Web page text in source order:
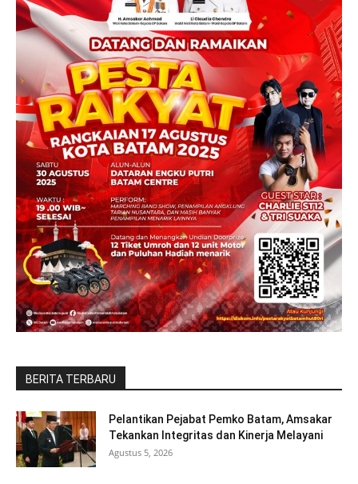
BERITA TERBARU
Pelantikan Pejabat Pemko Batam, Amsakar
Tekankan Integritas dan Kinerja Melayani
Agustus 5, 2026